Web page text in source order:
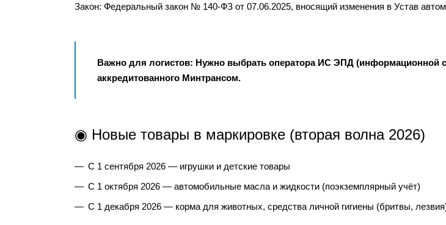
Закон: Федеральный закон № 140-ФЗ от 07.06.2025, вносящий изменения в Устав
Важно для логистов: Нужно выбрать оператора ИС ЭПД (информационной
аккредитованного Минтрансом.
◉ Новые товары в маркировке (вторая волна 2026)
С 1 сентября 2026 — игрушки и детские товары
С 1 октября 2026 — автомобильные масла и жидкости (поэкземплярный учёт)
С 1 декабря 2026 — корма для животных, средства личной гигиены (бритвы,